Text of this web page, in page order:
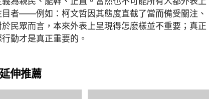
者——例如：柯文哲因其態度直截了當而備受關注、
民眾而言，本來外表上呈現得怎麽樣並不重要；真正
動才是真正重要的。
延伸推薦